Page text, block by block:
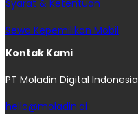
Syarat & Ketentuan
Sewa Kepemilikan Mobil
Kontak Kami
PT Moladin Digital Indonesia
hello@moladin.ai